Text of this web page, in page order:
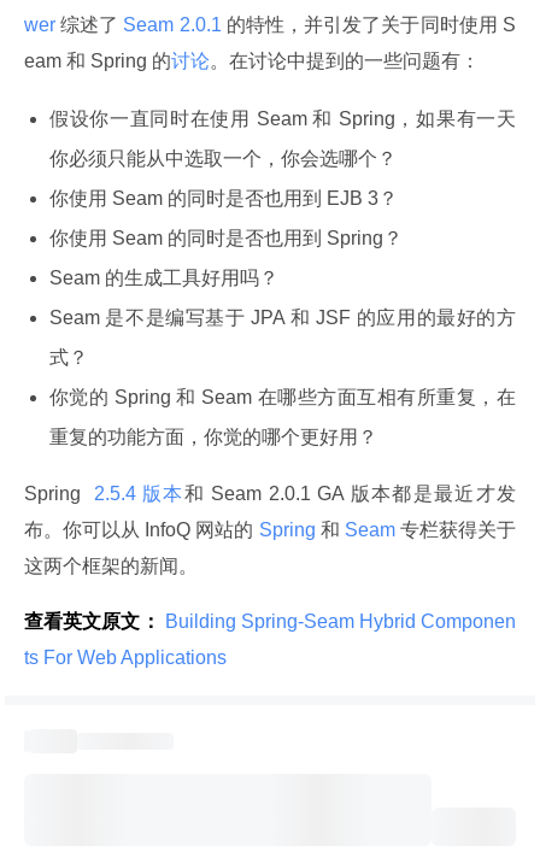
wer 综述了 Seam 2.0.1 的特性，并引发了关于同时使用 S
eam 和 Spring 的讨论。在讨论中提到的一些问题有：
假设你一直同时在使用 Seam 和 Spring，如果有一天
你必须只能从中选取一个，你会选哪个？
你使用 Seam 的同时是否也用到 EJB 3？
你使用 Seam 的同时是否也用到 Spring？
Seam 的生成工具好用吗？
Seam 是不是编写基于 JPA 和 JSF 的应用的最好的方
式？
你觉的 Spring 和 Seam 在哪些方面互相有所重复，在
重复的功能方面，你觉的哪个更好用？
Spring 2.5.4 版本和 Seam 2.0.1 GA 版本都是最近才发
布。你可以从 InfoQ 网站的 Spring 和 Seam 专栏获得关于
这两个框架的新闻。
查看英文原文：
Building Spring-Seam Hybrid Componen
ts For Web Applications